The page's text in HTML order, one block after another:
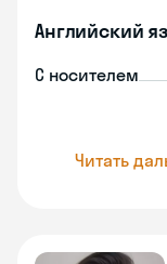
Английский
С носителем
Читать